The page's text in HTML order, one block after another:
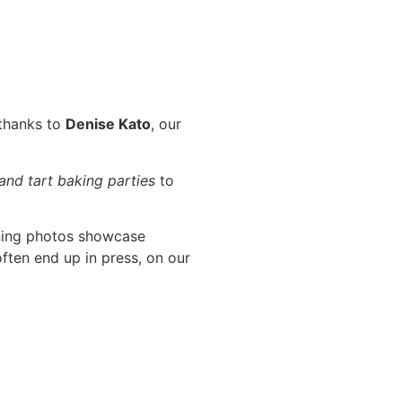
to Denise Kato, our
tart baking parties to
photos showcase
end up in press, on our